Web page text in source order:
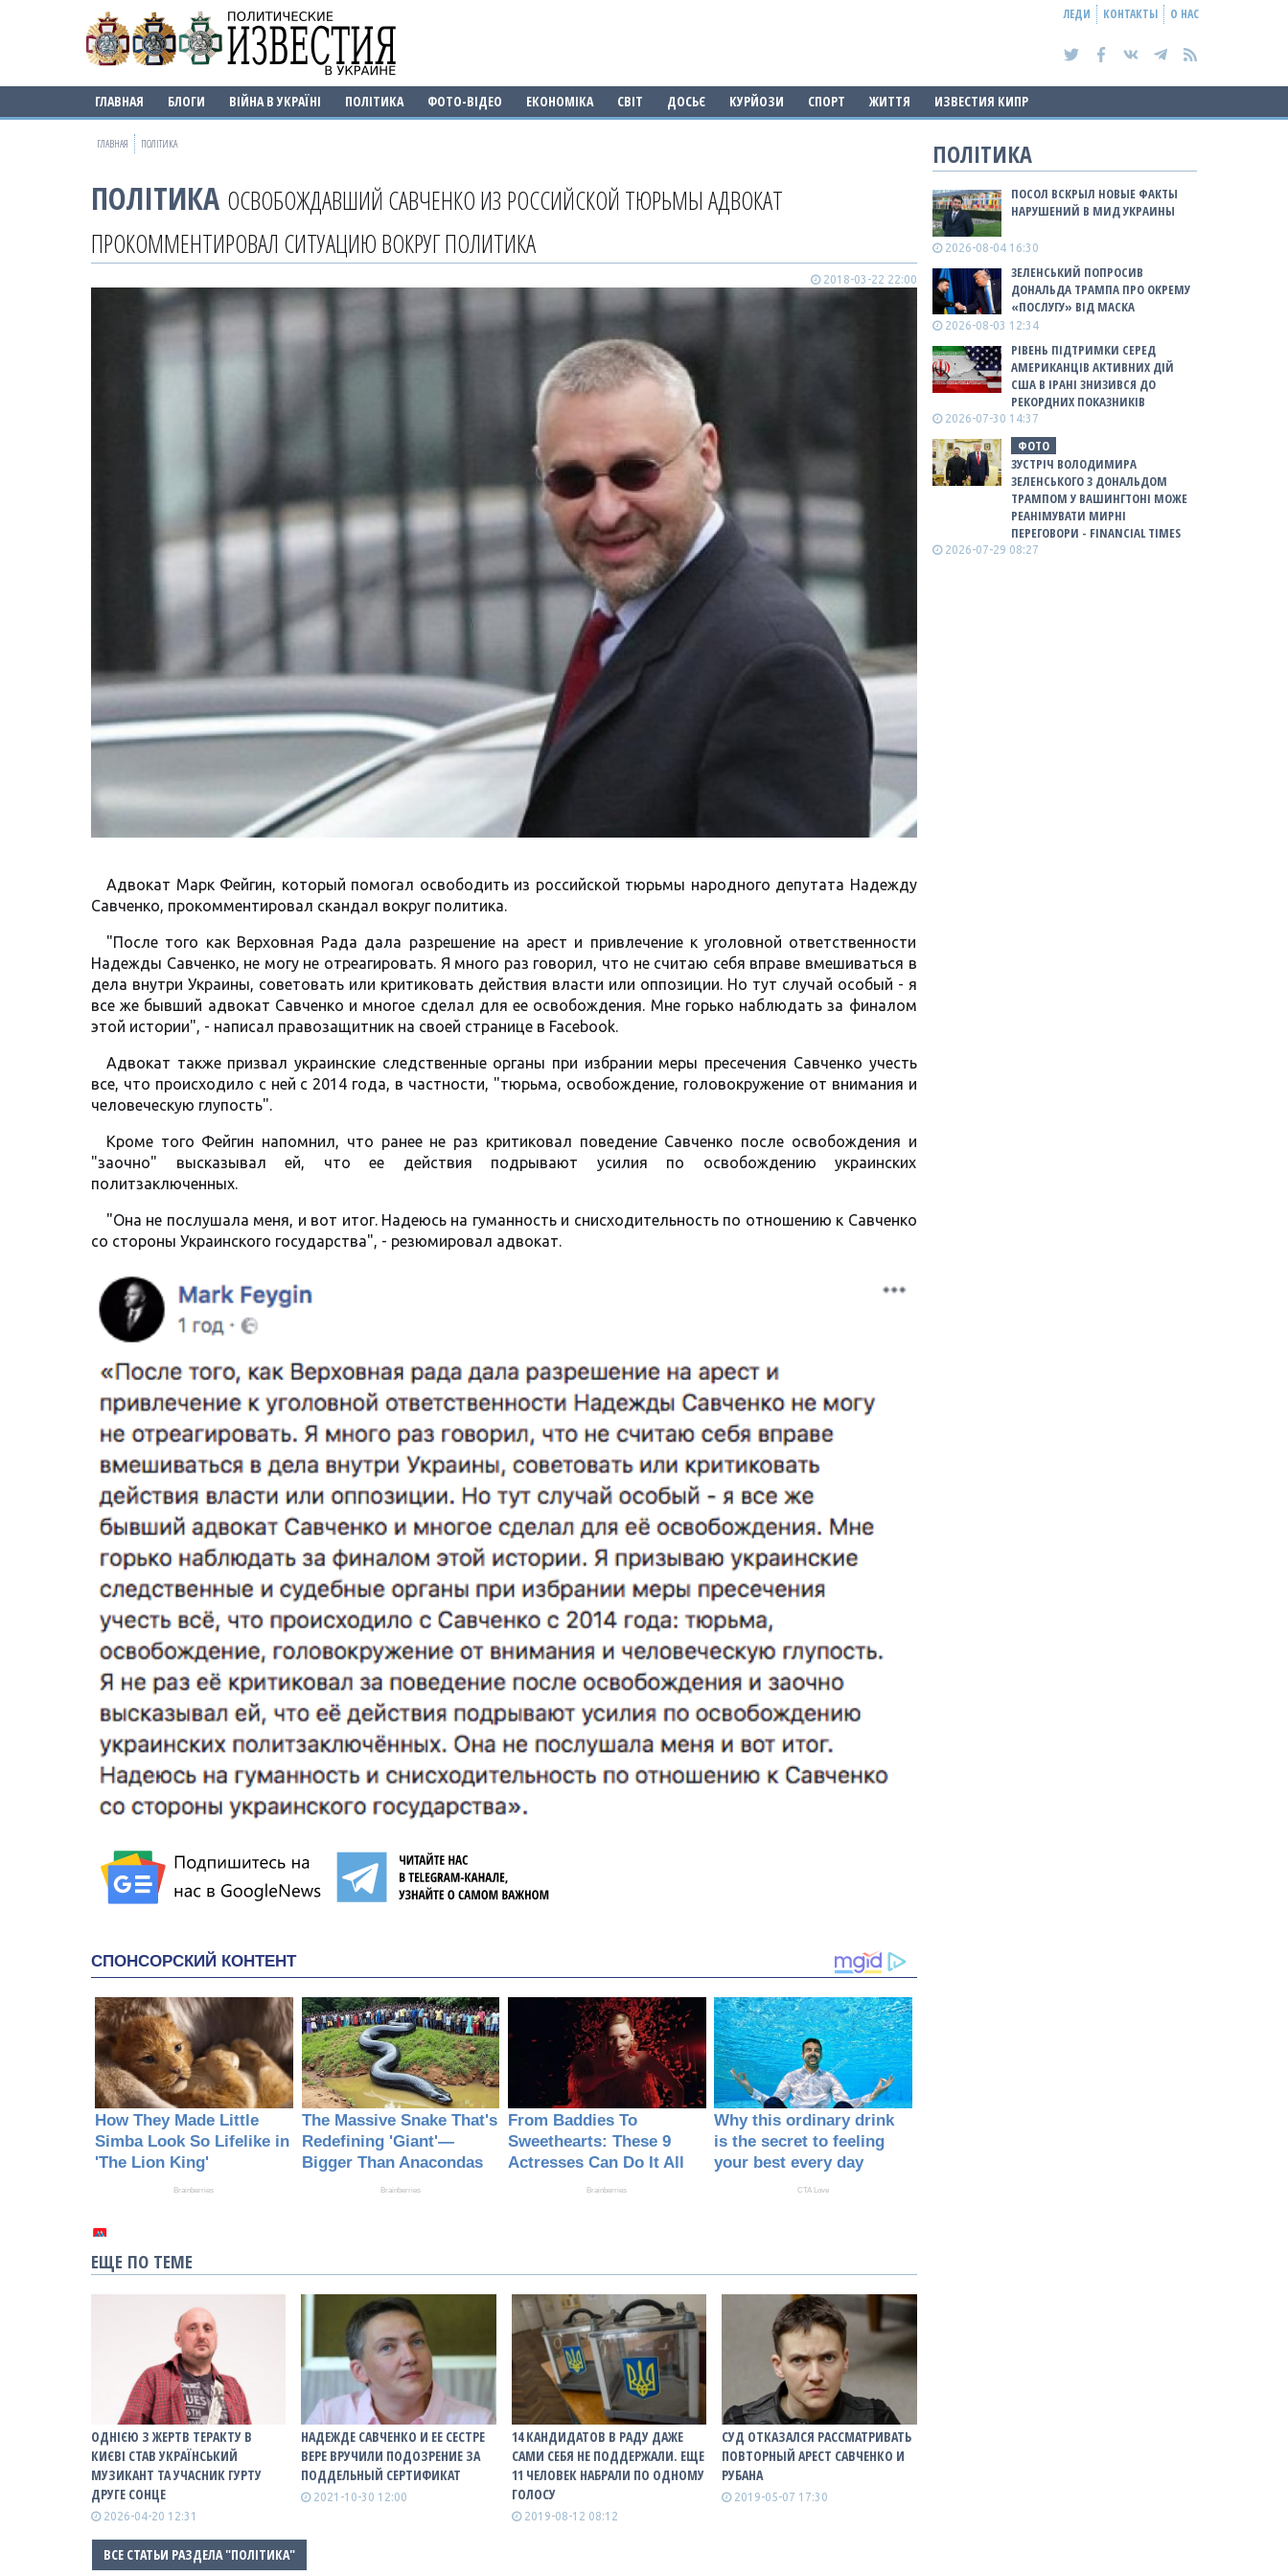
ЛЕДИ КОНТАКТЫ О НАС
ГЛАВНАЯ БЛОГИ ВІЙНА В УКРАЇНІ ПОЛІТИКА ФОТО-ВІДЕО ЕКОНОМІКА СВІТ ДОСЬЄ КУРЙОЗИ СПОРТ ЖИТТЯ ИЗВЕСТИЯ КИПР
ГЛАВНАЯ ПОЛІТИКА
ПОЛІТИКА ОСВОБОЖДАВШИЙ САВЧЕНКО ИЗ РОССИЙСКОЙ ТЮРЬМЫ АДВОКАТ
ПРОКОММЕНТИРОВАЛ СИТУАЦИЮ ВОКРУГ ПОЛИТИКА
2018-03-22 22:00
Адвокат Марк Фейгин, который помогал освободить из российской тюрьмы народного депутата Надежду
Савченко, прокомментировал скандал вокруг политика.
"После того как Верховная Рада дала разрешение на арест и привлечение к уголовной ответственности
Надежды Савченко, не могу не отреагировать. Я много раз говорил, что не считаю себя вправе вмешиваться в
дела внутри Украины, советовать или критиковать действия власти или оппозиции. Но тут случай особый - я
все же бывший адвокат Савченко и многое сделал для ее освобождения. Мне горько наблюдать за финалом
этой истории", - написал правозащитник на своей странице в Facebook.
Адвокат также призвал украинские следственные органы при избрании меры пресечения Савченко учесть
все, что происходило с ней с 2014 года, в частности, "тюрьма, освобождение, головокружение от внимания и
человеческую глупость".
Кроме того Фейгин напомнил, что ранее не раз критиковал поведение Савченко после освобождения и
"заочно" высказывал ей, что ее действия подрывают усилия по освобождению украинских
политзаключенных.
"Она не послушала меня, и вот итог. Надеюсь на гуманность и снисходительность по отношению к Савченко
со стороны Украинского государства", - резюмировал адвокат.
ЕЩЕ ПО ТЕМЕ
ОДНІЄЮ З ЖЕРТВ ТЕРАКТУ В
КИЄВІ СТАВ УКРАЇНСЬКИЙ
МУЗИКАНТ ТА УЧАСНИК ГУРТУ
ДРУГЕ СОНЦЕ
2026-04-20 12:31
НАДЕЖДЕ САВЧЕНКО И ЕЕ СЕСТРЕ
ВЕРЕ ВРУЧИЛИ ПОДОЗРЕНИЕ ЗА
ПОДДЕЛЬНЫЙ СЕРТИФИКАТ
2021-10-30 12:00
14 КАНДИДАТОВ В РАДУ ДАЖЕ
САМИ СЕБЯ НЕ ПОДДЕРЖАЛИ. ЕЩЕ
11 ЧЕЛОВЕК НАБРАЛИ ПО ОДНОМУ
ГОЛОСУ
2019-08-12 08:12
СУД ОТКАЗАЛСЯ РАССМАТРИВАТЬ
ПОВТОРНЫЙ АРЕСТ САВЧЕНКО И
РУБАНА
2019-05-07 17:30
ВСЕ СТАТЬИ РАЗДЕЛА "ПОЛІТИКА"
ПОЛІТИКА
ПОСОЛ ВСКРЫЛ НОВЫЕ ФАКТЫ
НАРУШЕНИЙ В МИД УКРАИНЫ
2026-08-04 16:30
ЗЕЛЕНСЬКИЙ ПОПРОСИВ
ДОНАЛЬДА ТРАМПА ПРО ОКРЕМУ
«ПОСЛУГУ» ВІД МАСКА
2026-08-03 12:34
РІВЕНЬ ПІДТРИМКИ СЕРЕД
АМЕРИКАНЦІВ АКТИВНИХ ДІЙ
США В ІРАНІ ЗНИЗИВСЯ ДО
РЕКОРДНИХ ПОКАЗНИКІВ
2026-07-30 14:37
ФОТО
ЗУСТРІЧ ВОЛОДИМИРА
ЗЕЛЕНСЬКОГО З ДОНАЛЬДОМ
ТРАМПОМ У ВАШИНГТОНІ МОЖЕ
РЕАНІМУВАТИ МИРНІ
ПЕРЕГОВОРИ - FINANCIAL TIMES
2026-07-29 08:27